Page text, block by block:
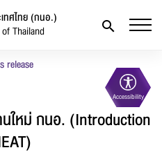
ทศไทย (กนอ.)
Thailand
Accessibility
release
ใหม่ กนอ. (Introduction